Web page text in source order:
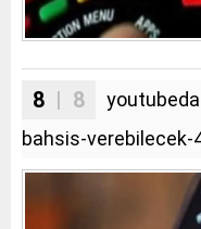
8 | 8
bahsis-verebilecek-